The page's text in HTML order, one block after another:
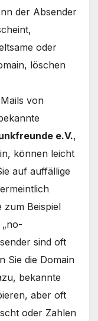
der Absender
oder
löschen
von
e.V.,
können leicht
auf auffällige
zum Beispiel
no-
sind oft
Sie die Domain
bekannte
aber oft
oder Zahlen